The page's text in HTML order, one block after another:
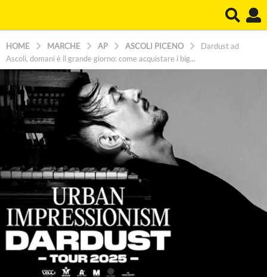
HOME MARCHE AP ASCOLI PICENO
Dardust ad
Ascoli, domani è il grande giorno: come acquistare i big...